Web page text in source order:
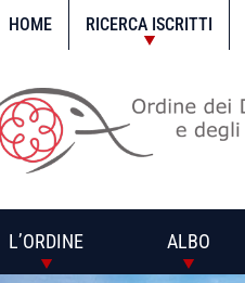
HOME RICERCA ISCRITTI
L’ORDINE ALBO